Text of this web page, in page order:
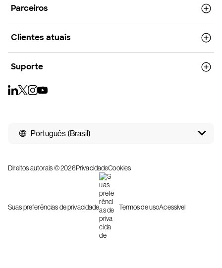
Parceiros
Clientes atuais
Suporte
Português (Brasil)
Direitos autorais © 2026PrivacidadeCookies
Suas preferências de privacidade Termos de usoAcessível